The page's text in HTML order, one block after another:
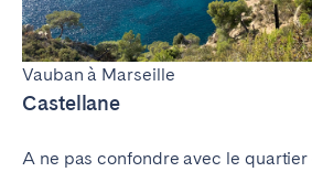
Vauban à Marseille
Castellane
A ne pas confondre avec le quartier